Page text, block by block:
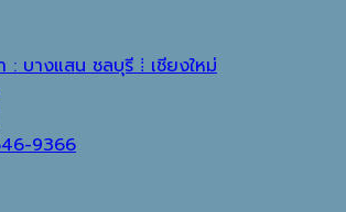
: บางแสน ชลบุรี ⁞ เชียงใหม่
9366